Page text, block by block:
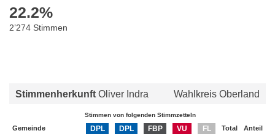
22.2%
2’274 Stimmen
Stimmenherkunft Oliver Indra Wahlkreis Oberland
Stimmen von folgenden Stimmzetteln
Gemeinde DPL DPL FBP VU FL Total Anteil